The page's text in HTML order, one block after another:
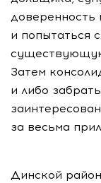
доверенность
и попытаться
Затем
и либо
за весьма
Динской